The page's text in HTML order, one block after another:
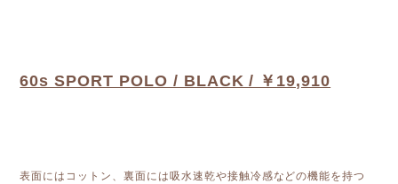
60s SPORT POLO / BLACK / ￥19,910
表面にはコットン、裏面には吸水速乾や接触冷感などの機能を持つ